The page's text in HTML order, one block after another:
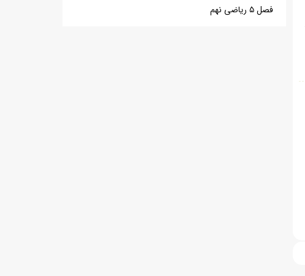
فصل ۵ ریاضی نهم